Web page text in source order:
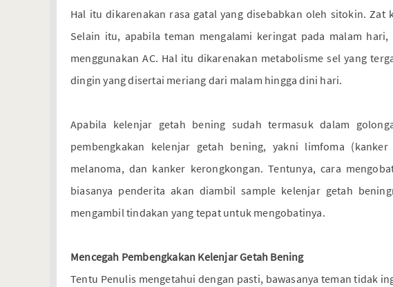
Hal itu dikarenakan rasa gatal yang disebabkan oleh sitokin. Zat
Selain itu, apabila teman mengalami keringat pada malam
menggunakan AC. Hal itu dikarenakan metabolisme sel yang
dingin yang disertai meriang dari malam hingga dini hari.
Apabila kelenjar getah bening sudah termasuk dalam
pembengkakan kelenjar getah bening, yakni limfoma
melanoma, dan kanker kerongkongan. Tentunya, cara
biasanya penderita akan diambil sample kelenjar getah
mengambil tindakan yang tepat untuk mengobatinya.
Mencegah Pembengkakan Kelenjar Getah Bening
Tentu Penulis mengetahui dengan pasti, bawasanya teman tidak